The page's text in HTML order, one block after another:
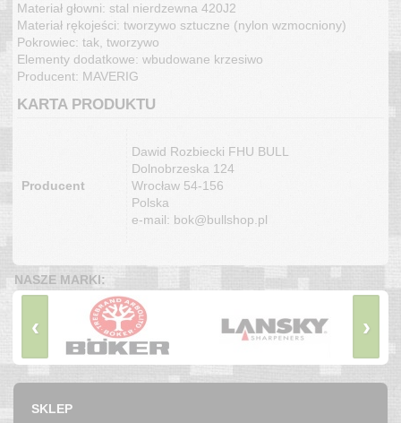
Materiał głowni: stal nierdzewna 420J2
Materiał rękojeści: tworzywo sztuczne (nylon wzmocniony)
Pokrowiec: tak, tworzywo
Elementy dodatkowe: wbudowane krzesiwo
Producent: MAVERIG
KARTA PRODUKTU
Producent
Dawid Rozbiecki FHU BULL
Dolnobrzeska 124
Wrocław 54-156
Polska
e-mail: bok@bullshop.pl
NASZE MARKI:
‹ ›
SKLEP